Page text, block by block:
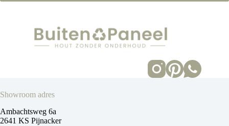
Showroom adres
Ambachtsweg 6a
2641 KS Pijnacker